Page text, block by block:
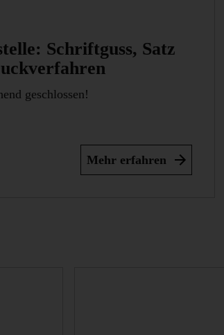
Schriftguss, Satz
geschlossen!
Mehr erfahren